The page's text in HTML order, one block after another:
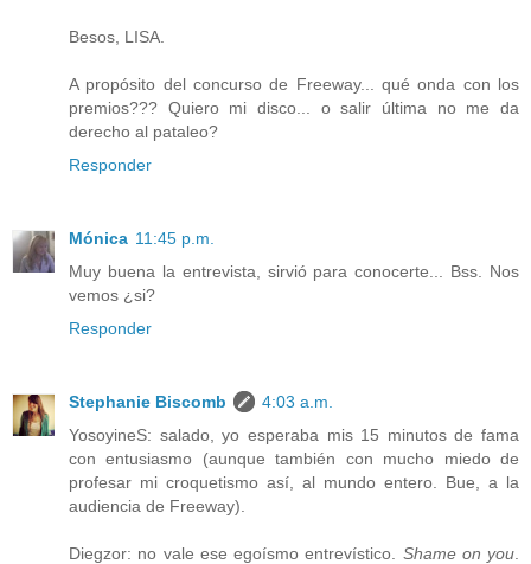
Besos, LISA.
A propósito del concurso de Freeway... qué onda con los
premios??? Quiero mi disco... o salir última no me da
derecho al pataleo?
Responder
Mónica 11:45 p.m.
Muy buena la entrevista, sirvió para conocerte... Bss. Nos
vemos ¿si?
Responder
Stephanie Biscomb
4:03 a.m.
YosoyineS: salado, yo esperaba mis 15 minutos de fama
con entusiasmo (aunque también con mucho miedo de
profesar mi croquetismo así, al mundo entero. Bue, a la
audiencia de Freeway).
Diegzor: no vale ese egoísmo entrevístico. Shame on you